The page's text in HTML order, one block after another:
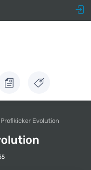
Profikicker Evolution